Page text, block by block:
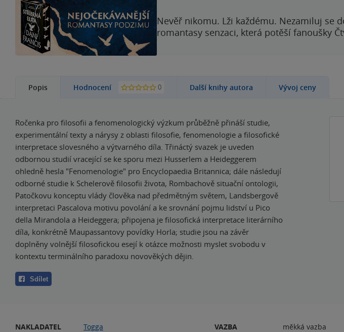
Nevěř nikomu. Lži každému. Nezamiluj se
romantasy senzaci, která potěší fanoušky
Popis Hodnocení 0 Další knihy autora Vývoj ceny
Ročenka pro filosofii a fenomenologický výzkum průběžně přináší studie,
experimentální texty a nárysy z oblasti filosofie, fenomenologie a filosofické
interpretace slovesného a výtvarného díla. Třináctý svazek je uveden
odbornou studií vracející se ke sporu mezi Husserlem a Heideggerem
ohledně hesla "Fenomenologie" pro Encyclopaedia Britannica; dále následují
odborné studie k Schelerově filosofii života, Rombachově situační ontologii,
Patočkovu konceptu vlády člověka nad předmětným světem, Landsbergově
interpretaci Pascalova motivu povolání a ke srovnání pojmu lidství u Pico
della Mirandola a Heideggera; připojena je filosofická interpretace literárního
díla, konkrétně Maupassantovy povídky Horla; studie jsou na závěr
doplněny volnější filosofickou esejí k otázce možnosti myslet svobodu v
kontextu terminálního paradoxu novověkých dějin.
Sdílet
NAKLADATEL
Togga
VAZBA
měkká vazba